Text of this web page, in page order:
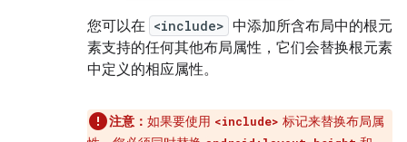
您可以在 <include> 中添加所含布局中的根元
素支持的任何其他布局属性，它们会替换根元素
中定义的相应属性。
注意： 如果要使用 <include> 标记来替换布局属